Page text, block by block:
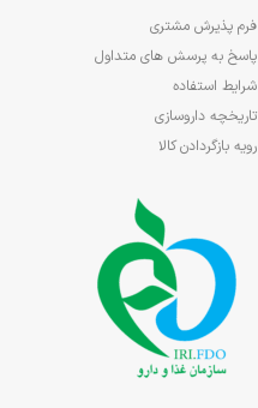
فرم پذیرش مشتری
پاسخ به پرسش های متداول
شرایط استفاده
تاریخچه داروسازی
رویه بازگردادن کالا